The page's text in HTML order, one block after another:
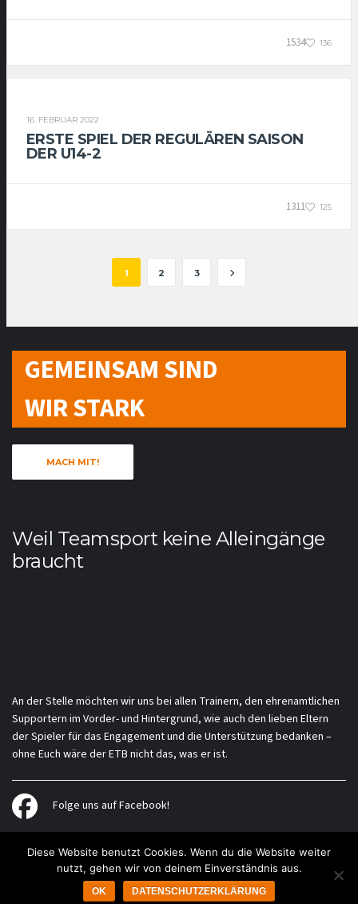
1534 136
16. FEBRUAR 2022
ERSTE SPIEL DER REGULÄREN SAISON
DER U14-2
1311 125
1 2 3
GEMEINSAM SIND
WIR STARK
MACH MIT!
Weil Teamsport keine Alleingänge
braucht
An der Stelle möchten wir uns bei allen Trainern, den ehrenamtlichen
Supportern im Vorder- und Hintergrund, wie auch den lieben Eltern
der Spieler für das Engagement und die Unterstützung bedanken –
ohne Euch wäre der ETB nicht das, was er ist.
Folge uns auf Facebook!
Impressum Datenschutzerklärung Kontakt
Diese Website benutzt Cookies. Wenn du die Website weiter
nutzt, gehen wir von deinem Einverständnis aus.
OK DATENSCHUTZERKLÄRUNG